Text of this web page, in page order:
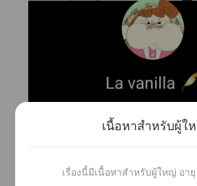
าติดาาาา La
เนื้อหาสำหรับผู้ใ
เรื่องนี้มีเนื้อหาสำหรับผู้ใหญ่ อา